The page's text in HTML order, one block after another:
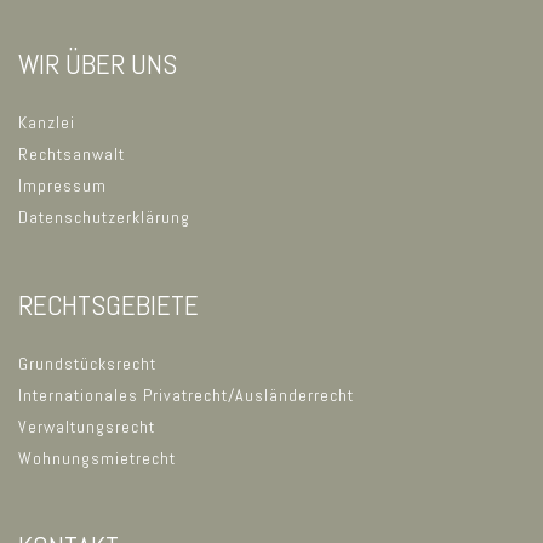
WIR ÜBER UNS
Kanzlei
Rechtsanwalt
Impressum
Datenschutzerklärung
RECHTSGEBIETE
Grundstücksrecht
Internationales Privatrecht/Ausländerrecht
Verwaltungsrecht
Wohnungsmietrecht